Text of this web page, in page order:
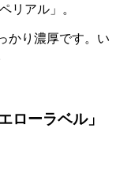
リアル」。
かり濃厚です。い
ローラベル」